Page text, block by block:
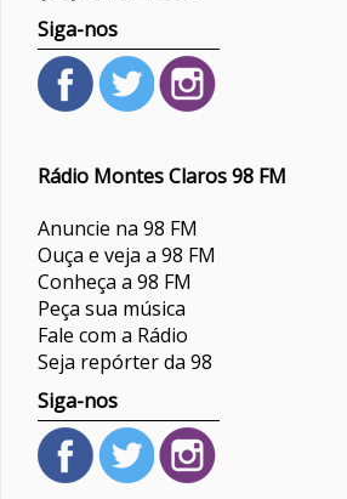
Siga-nos
Rádio Montes Claros 98 FM
Anuncie na 98 FM
Ouça e veja a 98 FM
Conheça a 98 FM
Peça sua música
Fale com a Rádio
Seja repórter da 98
Siga-nos